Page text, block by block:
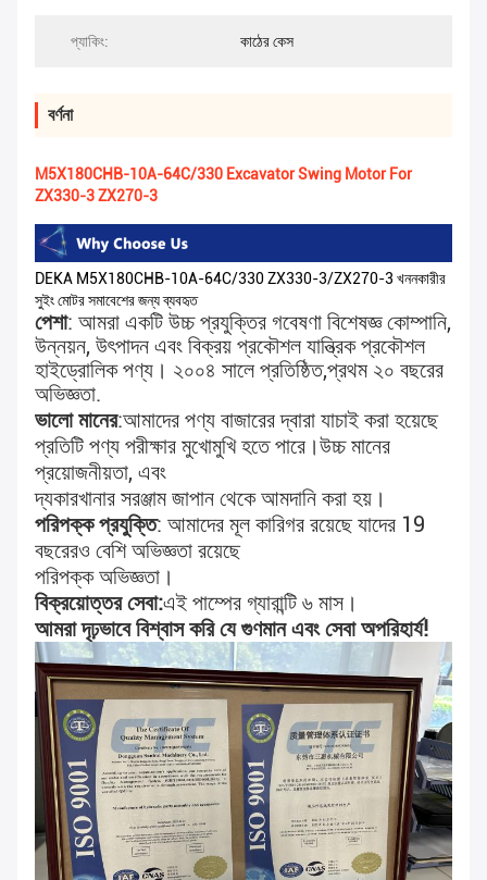
প্যাকিং: কাঠের কেস
বর্ণনা
M5X180CHB-10A-64C/330 Excavator Swing Motor For
ZX330-3 ZX270-3
DEKA M5X180CHB-10A-64C/330 ZX330-3/ZX270-3 খননকারীর
সুইং মোটর সমাবেশের জন্য ব্যবহৃত
পেশা: আমরা একটি উচ্চ প্রযুক্তির গবেষণা বিশেষজ্ঞ কোম্পানি,
উন্নয়ন, উৎপাদন এবং বিক্রয় প্রকৌশল যান্ত্রিক প্রকৌশল
হাইড্রোলিক পণ্য। ২০০৪ সালে প্রতিষ্ঠিত,প্রথম ২০ বছরের
অভিজ্ঞতা.
ভালো মানের:আমাদের পণ্য বাজারের দ্বারা যাচাই করা হয়েছে
প্রতিটি পণ্য পরীক্ষার মুখোমুখি হতে পারে।উচ্চ মানের
প্রয়োজনীয়তা, এবং
দ্যকারখানার সরঞ্জাম জাপান থেকে আমদানি করা হয়।
পরিপক্ক প্রযুক্তি: আমাদের মূল কারিগর রয়েছে যাদের 19
বছরেরও বেশি অভিজ্ঞতা রয়েছে
পরিপক্ক অভিজ্ঞতা।
বিক্রয়োত্তর সেবা:এই পাম্পের গ্যারান্টি ৬ মাস।
আমরা দৃঢ়ভাবে বিশ্বাস করি যে গুণমান এবং সেবা অপরিহার্য!